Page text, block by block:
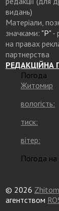
видань)
Матеріали,
значками: "Р"-
на правах
партнерства
РЕДАКЦІЙНА
Погода
Житомир
вологість:
тиск:
вітер:
Погода на
© 2026
агентством